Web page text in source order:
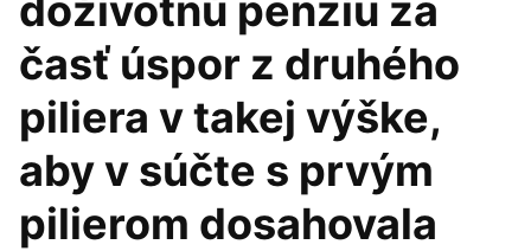
doživotnú penziu za
časť úspor z druhého
piliera v takej výške,
aby v súčte s prvým
pilierom dosahovala